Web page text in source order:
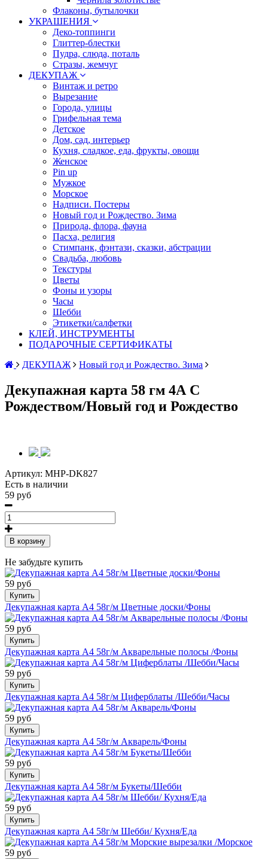
Флаконы, бутылочки
УКРАШЕНИЯ
Деко-топпинги
Глиттер-блестки
Пудра, слюда, поталь
Стразы, жемчуг
ДЕКУПАЖ
Винтаж и ретро
Вырезание
Города, улицы
Грифельная тема
Детское
Дом, сад, интерьер
Кухня, сладкое, еда, фрукты, овощи
Женское
Pin up
Мужкое
Морское
Надписи. Постеры
Новый год и Рождество. Зима
Природа, флора, фауна
Пасха, религия
Стимпанк, фэнтази, сказки, абстрации
Свадьба, любовь
Текстуры
Цветы
Фоны и узоры
Часы
Шебби
Этикетки/салфетки
КЛЕЙ, ИНСТРУМЕНТЫ
ПОДАРОЧНЫЕ СЕРТИФИКАТЫ
ДЕКУПАЖ
Новый год и Рождество. Зима
Декупажная карта 58 гм 4А С
Рождеством/Новый год и Рождество
Артикул: MHP-DK827
Есть в наличии
59 руб
В корзину
Не забудьте купить
59 руб
Купить
Декупажная карта А4 58г/м Цветные доски/Фоны
59 руб
Купить
Декупажная карта А4 58г/м Акварельные полосы /Фоны
59 руб
Купить
Декупажная карта А4 58г/м Циферблаты /Шебби/Часы
59 руб
Купить
Декупажная карта А4 58г/м Акварель/Фоны
59 руб
Купить
Декупажная карта А4 58г/м Букеты/Шебби
59 руб
Купить
Декупажная карта А4 58г/м Шебби/ Кухня/Еда
59 руб